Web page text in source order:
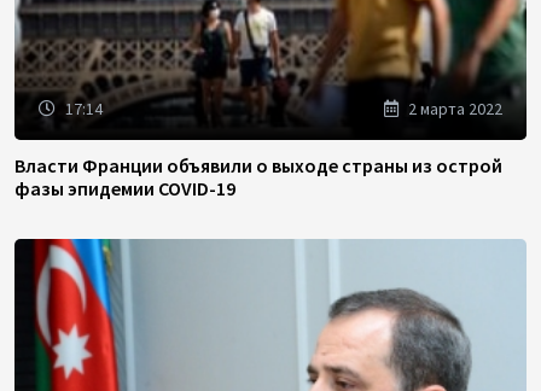
17:14 2 марта 2022
Власти Франции объявили о выходе страны из острой
фазы эпидемии COVID-19